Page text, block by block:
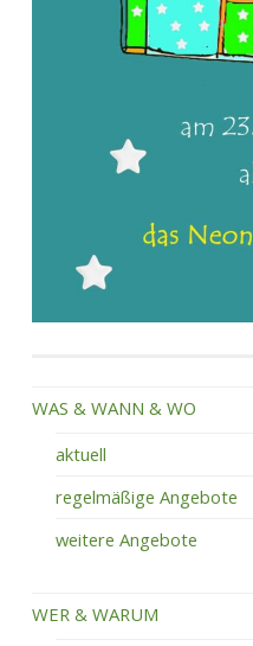
WAS & WANN & WO
aktuell
regelmäßige Angebote
weitere Angebote
WER & WARUM